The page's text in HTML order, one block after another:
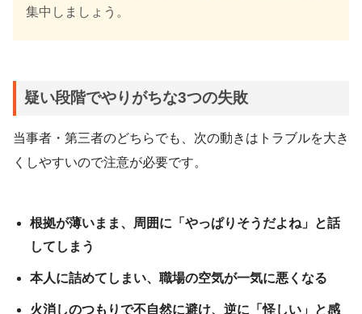
集中しましょう。
疑い段階でやりがちな3つの失敗
当事者・第三者のどちらでも、次の動きはトラブルを大き
くしやすいので注意が必要です。
根拠が薄いまま、周囲に「やっぱりそうだよね」と話
してしまう
本人に詰めてしまい、職場の空気が一気に悪くなる
火消しのつもりで不自然に避け、逆に「怪しい」と感